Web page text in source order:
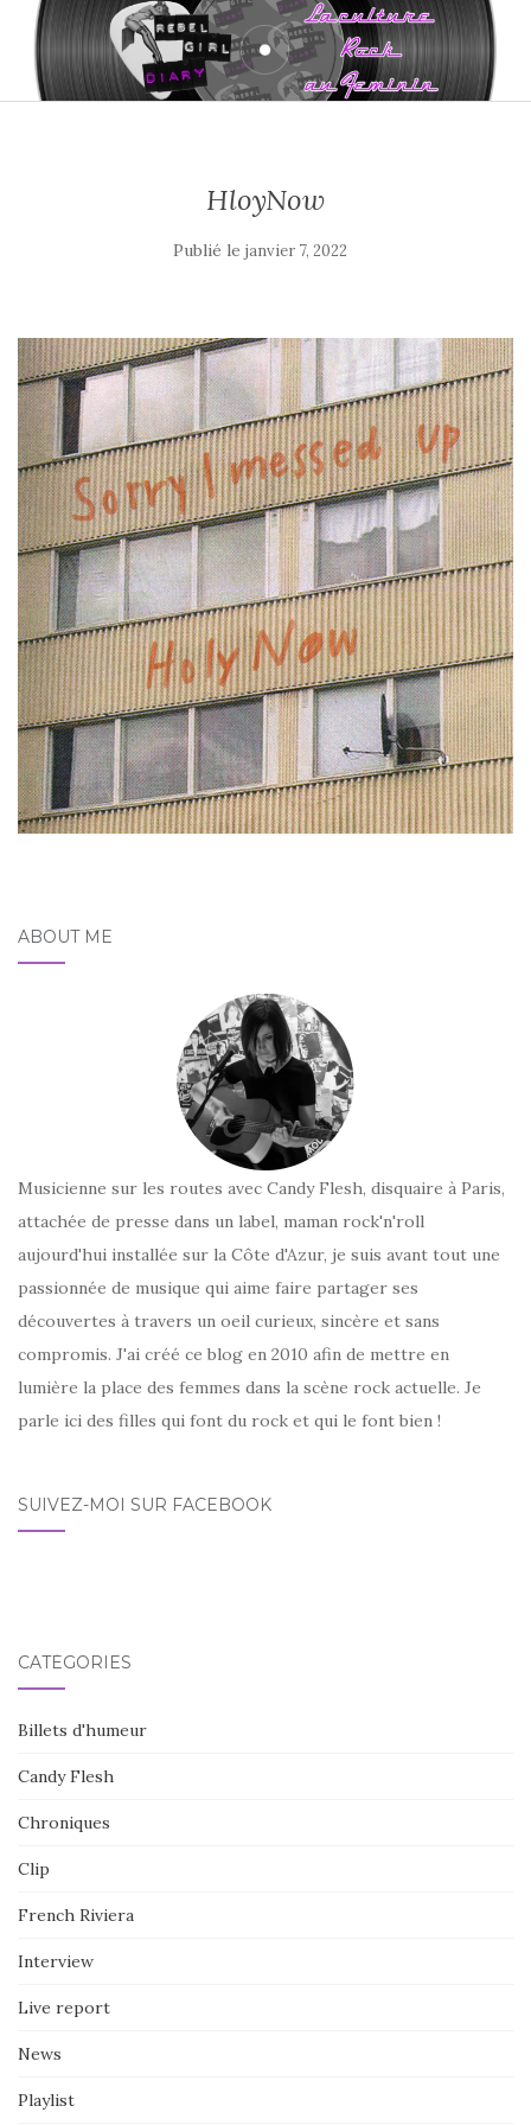
HloyNow
Publié le janvier 7, 2022
ABOUT ME
Musicienne sur les routes avec Candy Flesh, disquaire à Paris,
attachée de presse dans un label, maman rock'n'roll
aujourd'hui installée sur la Côte d'Azur, je suis avant tout une
passionnée de musique qui aime faire partager ses
découvertes à travers un oeil curieux, sincère et sans
compromis. J'ai créé ce blog en 2010 afin de mettre en
lumière la place des femmes dans la scène rock actuelle. Je
parle ici des filles qui font du rock et qui le font bien !
SUIVEZ-MOI SUR FACEBOOK
CATÉGORIES
Billets d'humeur
Candy Flesh
Chroniques
Clip
French Riviera
Interview
Live report
News
Playlist